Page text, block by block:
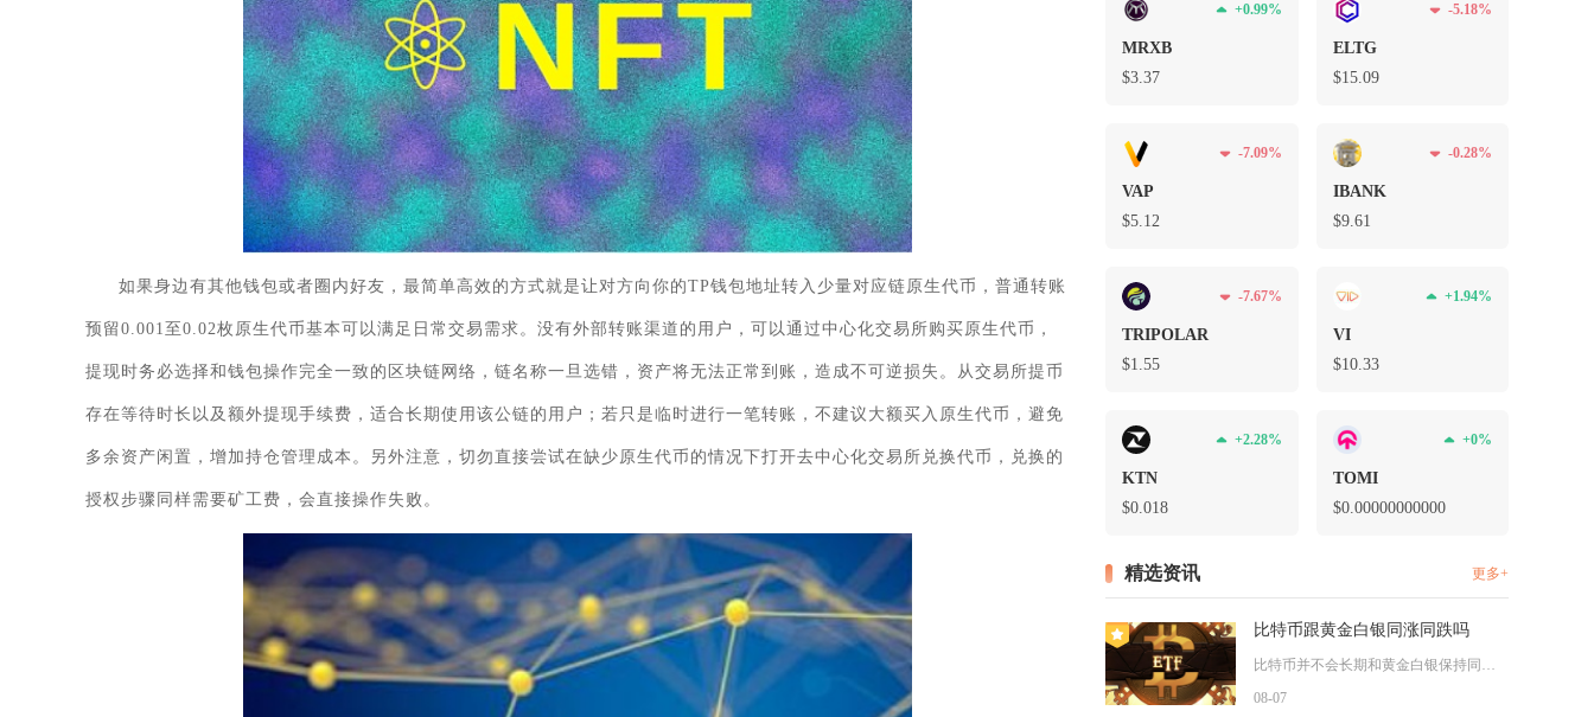
如果身边有其他钱包或者圈内好友，最简单高效的方式就是让对方向你的TP钱包地址转入少量对应链原生代币，普通转账
预留0.001至0.02枚原生代币基本可以满足日常交易需求。没有外部转账渠道的用户，可以通过中心化交易所购买原生代币，
提现时务必选择和钱包操作完全一致的区块链网络，链名称一旦选错，资产将无法正常到账，造成不可逆损失。从交易所提币
存在等待时长以及额外提现手续费，适合长期使用该公链的用户；若只是临时进行一笔转账，不建议大额买入原生代币，避免
多余资产闲置，增加持仓管理成本。另外注意，切勿直接尝试在缺少原生代币的情况下打开去中心化交易所兑换代币，兑换的
授权步骤同样需要矿工费，会直接操作失败。
+0.99%
MRXB
$3.37
-5.18%
ELTG
$15.09
-7.09%
VAP
$5.12
-0.28%
IBANK
$9.61
-7.67%
TRIPOLAR
$1.55
+1.94%
VI
$10.33
+2.28%
KTN
$0.018
+0%
TOMI
$0.00000000000
精选资讯 更多+
比特币跟黄金白银同涨同跌吗
比特币并不会长期和黄金白银保持同涨同跌的走势，三者仅在全球流...
08-07